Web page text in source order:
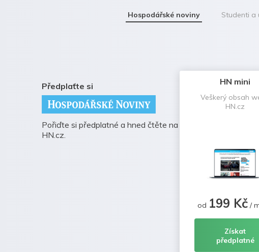
Hospodářské noviny Studenti a
Předplaťte si
Pořiďte si předplatné a hned čtěte na
HN.cz.
HN mini
Veškerý obsah
HN.cz
od 199 Kč/
Získat
předplatné